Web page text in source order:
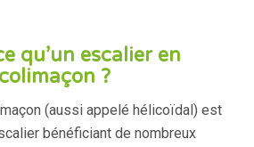
qu’un escalier en
colimaçon ?
(aussi appelé hélicoïdal) est
bénéficiant de nombreux